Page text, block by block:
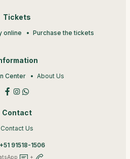
Tickets
online Purchase the tickets
Center About Us
Contact
Contact Us
+51 91518-1506
+